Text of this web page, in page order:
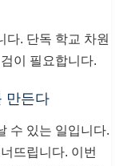
다. 단독 학교 차원
이 필요합니다.
만든다
수 있는 일입니다.
뜨립니다. 이번